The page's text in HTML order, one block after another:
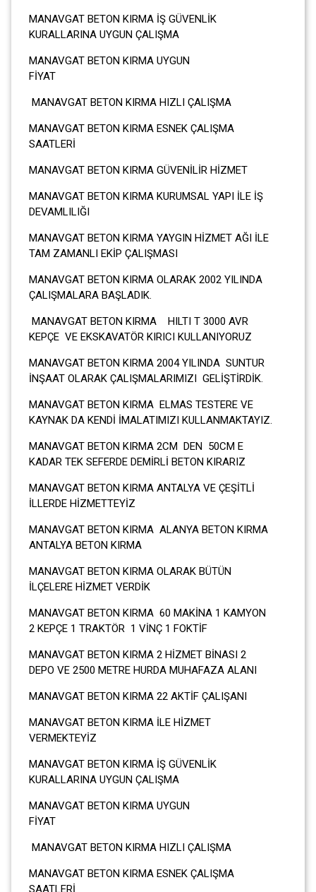
MANAVGAT BETON KIRMA İŞ GÜVENLİK
KURALLARINA UYGUN ÇALIŞMA
MANAVGAT BETON KIRMA UYGUN
MANAVGAT BETON KIRMA HIZLI ÇALIŞMA
MANAVGAT BETON KIRMA ESNEK ÇALIŞMA
SAATLERİ
MANAVGAT BETON KIRMA GÜVENİLİR HİZMET
MANAVGAT BETON KIRMA KURUMSAL YAPI İLE İŞ
DEVAMLILIĞI
MANAVGAT BETON KIRMA YAYGIN HİZMET AĞI İLE
TAM ZAMANLI EKİP ÇALIŞMASI
MANAVGAT BETON KIRMA OLARAK 2002 YILINDA
ÇALIŞMALARA BAŞLADIK.
MANAVGAT BETON KIRMA HILTI T 3000 AVR
KEPÇE VE EKSKAVATÖR KIRICI KULLANIYORUZ
MANAVGAT BETON KIRMA 2004 YILINDA SUNTUR
İNŞAAT OLARAK ÇALIŞMALARIMIZI GELİŞTİRDİK.
MANAVGAT BETON KIRMA ELMAS TESTERE VE
KAYNAK DA KENDİ İMALATIMIZI KULLANMAKTAYIZ.
MANAVGAT BETON KIRMA 2CM DEN 50CM E
KADAR TEK SEFERDE DEMİRLİ BETON KIRARIZ
MANAVGAT BETON KIRMA ANTALYA VE ÇEŞİTLİ
İLLERDE HİZMETTEYİZ
MANAVGAT BETON KIRMA ALANYA BETON KIRMA
ANTALYA BETON KIRMA
MANAVGAT BETON KIRMA OLARAK BÜTÜN
İLÇELERE HİZMET VERDİK
MANAVGAT BETON KIRMA 60 MAKİNA 1 KAMYON
2 KEPÇE 1 TRAKTÖR 1 VİNÇ 1 FOKTİF
MANAVGAT BETON KIRMA 2 HİZMET BİNASI 2
DEPO VE 2500 METRE HURDA MUHAFAZA ALANI
MANAVGAT BETON KIRMA 22 AKTİF ÇALIŞANI
MANAVGAT BETON KIRMA İLE HİZMET
VERMEKTEYİZ
MANAVGAT BETON KIRMA İŞ GÜVENLİK
KURALLARINA UYGUN ÇALIŞMA
MANAVGAT BETON KIRMA UYGUN
MANAVGAT BETON KIRMA HIZLI ÇALIŞMA
MANAVGAT BETON KIRMA ESNEK ÇALIŞMA
SAATLERİ